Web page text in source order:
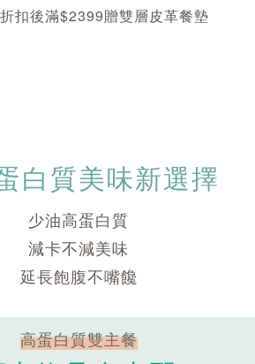
扣後滿$2399贈雙層皮革餐墊
白質美味新選擇
少油高蛋白質
減卡不減美味
延長飽腹不嘴饞
高蛋白質雙主餐